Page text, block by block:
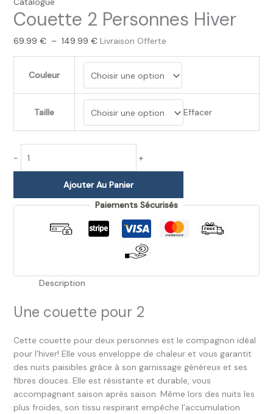
Couette 2 Personnes Hiver
69.99 € – 149.99 € Livraison Offerte
Couleur
Taille Effacer
- +
Ajouter Au Panier
Paiements Sécurisés
Description
Une couette pour 2
Cette couette pour deux personnes est le compagnon idéal
pour l’hiver! Elle vous enveloppe de chaleur et vous garantit
des nuits paisibles grâce à son garnissage généreux et ses
fibres douces. Elle est résistante et durable, vous
accompagnant saison après saison. Même lors des nuits les
plus froides, son tissu respirant empêche l’accumulation